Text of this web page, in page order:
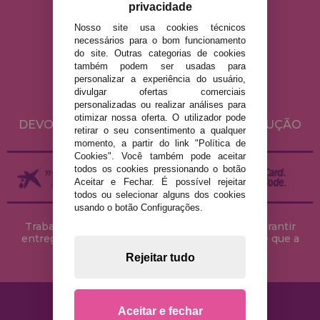
AVISO LEGAL
POLÍTICA DE PRIVACIDADE
POLÍTICA DE COOKIES
ENVIO E DEVOLUÇÕES
DEVOLUÇÕES / DIREITO DE LIVRE RESOLUÇÃO
Trabalhamos com stocks permanentes para garantir
entregas rápidas no território peninsular, desde que a
encomenda seja feita até às 18h00.
privacidade
Nosso site usa cookies técnicos
necessários para o bom funcionamento
do site. Outras categorias de cookies
também podem ser usadas para
personalizar a experiência do usuário,
divulgar ofertas comerciais
personalizadas ou realizar análises para
otimizar nossa oferta. O utilizador pode
retirar o seu consentimento a qualquer
momento, a partir do link "Política de
Cookies". Você também pode aceitar
todos os cookies pressionando o botão
Aceitar e Fechar. É possível rejeitar
todos ou selecionar alguns dos cookies
usando o botão Configurações.
Rejeitar tudo
Aceitar e fechar